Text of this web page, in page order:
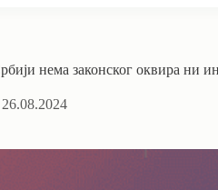
нема законског оквира ни
26.08.2024